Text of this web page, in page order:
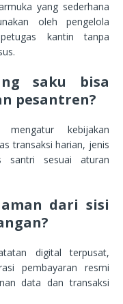
yang sederhana
oleh pengelola
kantin tanpa
saku bisa
pesantren?
kebijakan
transaksi harian, jenis
santri sesuai aturan
dari sisi
digital terpusat,
pembayaran resmi
data dan transaksi